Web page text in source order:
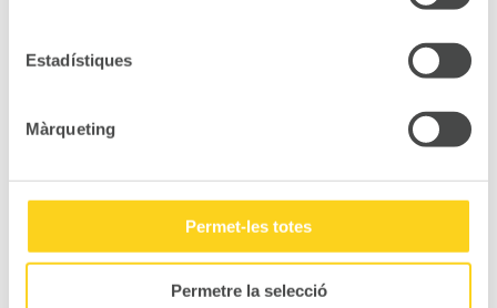
Estadístiques
Màrqueting
Permet-les totes
Permetre la selecció